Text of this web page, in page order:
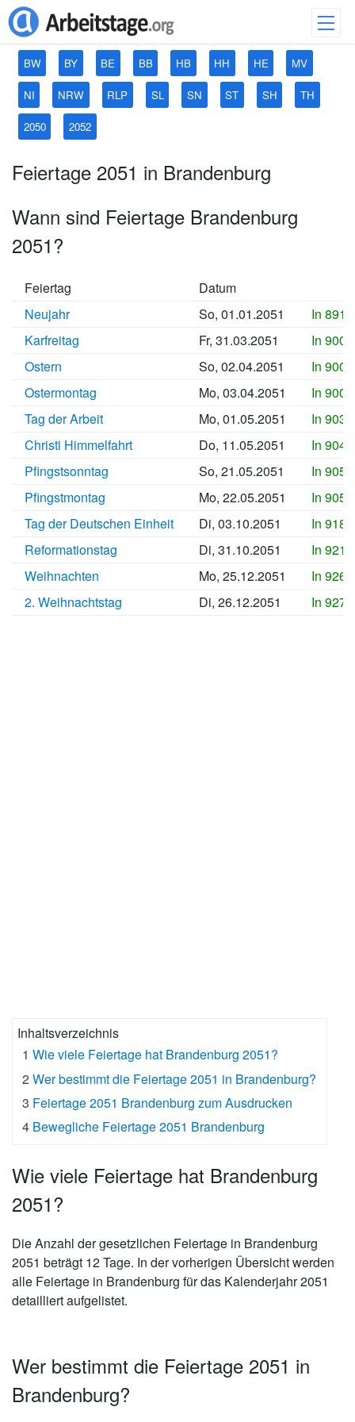
BW BY BE BB HB HH HE MV
NI NRW RLP SL SN ST SH TH
2050 2052
Feiertage 2051 in Brandenburg
Wann sind Feiertage Brandenburg
2051?
Feiertag
Datum
Neujahr
So, 01.01.2051
In
Karfreitag
Fr, 31.03.2051
In
Ostern
So, 02.04.2051
In
Ostermontag
Mo, 03.04.2051
In
Tag der Arbeit
Mo, 01.05.2051
In
Christi Himmelfahrt
Do, 11.05.2051
In
Pfingstsonntag
So, 21.05.2051
In
Pfingstmontag
Mo, 22.05.2051
In
Tag der Deutschen Einheit
Di, 03.10.2051
In
Reformationstag
Di, 31.10.2051
In
Weihnachten
Mo, 25.12.2051
In
2. Weihnachtstag
Di, 26.12.2051 In
Inhaltsverzeichnis
1 Wie viele Feiertage hat Brandenburg 2051?
2 Wer bestimmt die Feiertage 2051 in Brandenburg?
3 Feiertage 2051 Brandenburg zum Ausdrucken
4 Bewegliche Feiertage 2051 Brandenburg
Wie viele Feiertage hat Brandenburg
2051?
Die Anzahl der gesetzlichen Feiertage in Brandenburg
2051 beträgt 12 Tage. In der vorherigen Übersicht werden
alle Feiertage in Brandenburg für das Kalenderjahr 2051
detailliert aufgelistet.
Wer bestimmt die Feiertage 2051 in
Brandenburg?